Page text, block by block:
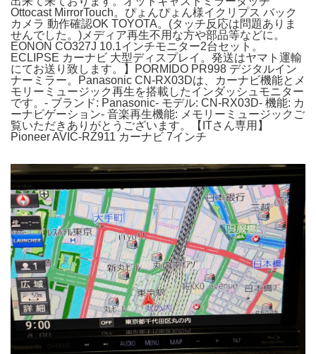
Ottocast MirrorTouch。ぴょんぴょん様イクリプス バック
カメラ 動作確認OK TOYOTA。(タッチ反応は問題ありま
せんでした。)メディア再生不用な方や部品等などに。
EONON CO327J 10.1インチモニター2台セット。
ECLIPSE カーナビ 大型ディスプレイ。発送はヤマト運輸
にてお送り致します。】PORMIDO PR998 デジタルイン
ナーミラー。Panasonic CN-RX03Dは、カーナビ機能とメ
モリーミュージック再生を搭載したインダッシュモニター
です。- ブランド: Panasonic- モデル: CN-RX03D- 機能: カ
ーナビゲーション- 音楽再生機能: メモリーミュージックご
覧いただきありがとうございます。【ITさん専用】
Pioneer AVIC-RZ911 カーナビ 7インチ